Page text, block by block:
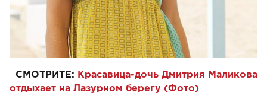
СМОТРИТЕ: Красавица-дочь Дмитрия Маликова
отдыхает на Лазурном берегу (Фото)